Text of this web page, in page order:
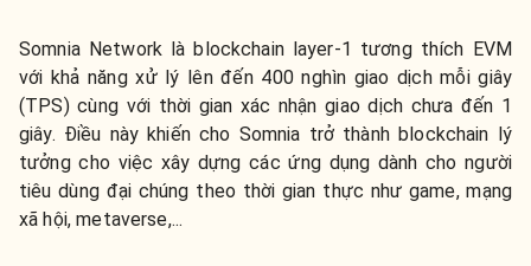
Somnia Network là blockchain layer-1 tương thích EVM
với khả năng xử lý lên đến 400 nghìn giao dịch mỗi giây
(TPS) cùng với thời gian xác nhận giao dịch chưa đến 1
giây. Điều này khiến cho Somnia trở thành blockchain lý
tưởng cho việc xây dựng các ứng dụng dành cho người
tiêu dùng đại chúng theo thời gian thực như game, mạng
xã hội, metaverse,...